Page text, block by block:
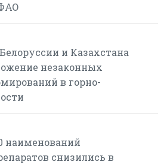
и Казахстана
незаконных
в горно-
наименований
снизились в